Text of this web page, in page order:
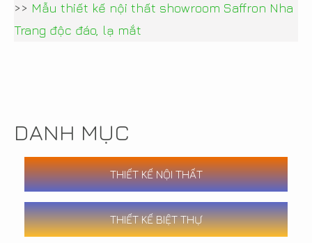
>> Mẫu thiết kế nội thất showroom Saffron Nha
Trang độc đáo, lạ mắt
DANH MỤC
THIẾT KẾ NỘI THẤT
THIẾT KẾ BIỆT THỰ